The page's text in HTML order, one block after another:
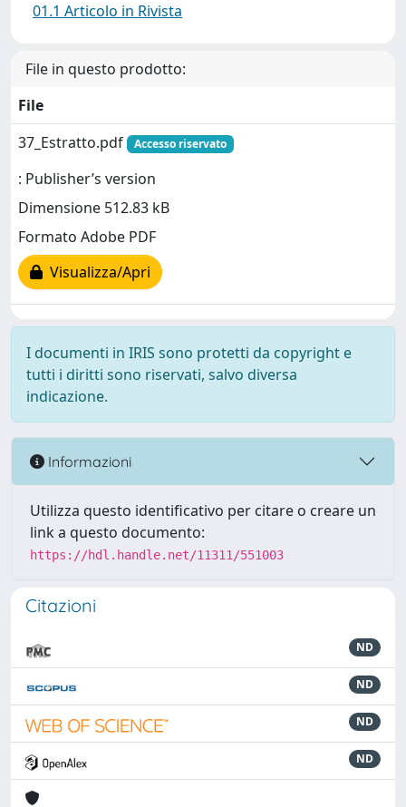
01.1 Articolo in Rivista
File in questo prodotto:
File
37_Estratto.pdf
Accesso riservato
: Publisher’s version
Dimensione 512.83 kB
Formato Adobe PDF
Visualizza/Apri
I documenti in IRIS sono protetti da copyright e
tutti i diritti sono riservati, salvo diversa
indicazione.
Informazioni
Utilizza questo identificativo per citare o creare un
link a questo documento:
https://hdl.handle.net/11311/551003
Citazioni
ND
ND
ND
ND